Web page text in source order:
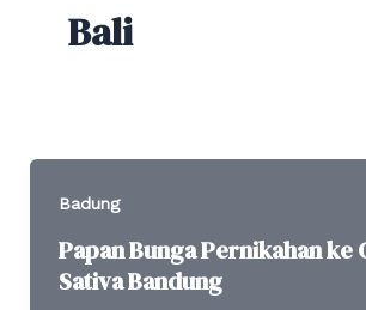
Bali
Badung
Papan Bunga Pernikahan ke
Sativa Bandung